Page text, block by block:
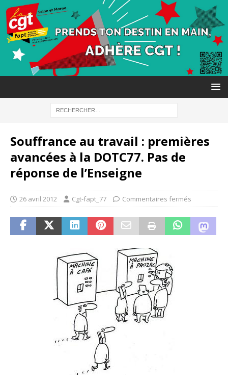
Souffrance au travail : premières
avancées à la DOTC77. Pas de
réponse de l’Enseigne
26 avril 2012 Cgt-fapt_77 Commentaires fermés